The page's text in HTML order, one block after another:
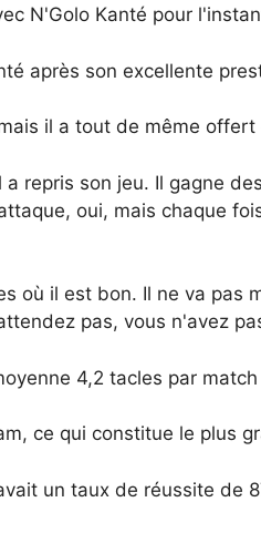
N'Golo Kanté pour
après son excellente
il a tout de même
repris son jeu. Il gagne
oui, mais chaque
où il est bon. Il ne va pas
pas, vous n'avez
4,2 tacles par
ce qui constitue le plus
un taux de réussite de